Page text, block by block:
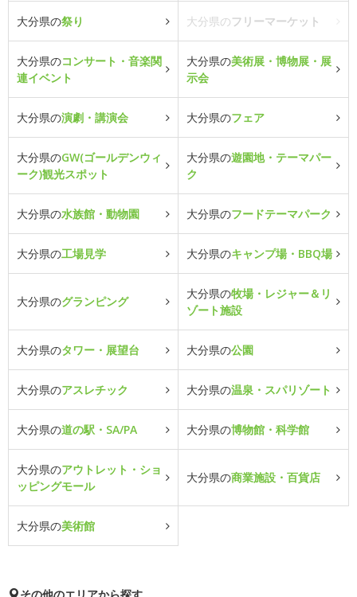
大分県の祭り 大分県のフリーマーケット
大分県のコンサート・音楽関
連イベント
大分県の美術展・博物展・展
示会
大分県の演劇・講演会 大分県のフェア
大分県のGW(ゴールデンウィ
ーク)観光スポット
大分県の遊園地・テーマパー
ク
大分県の水族館・動物園 大分県のフードテーマパーク
大分県の工場見学 大分県のキャンプ場・BBQ場
大分県のグランピング
大分県の牧場・レジャー＆リ
ゾート施設
大分県のタワー・展望台 大分県の公園
大分県のアスレチック 大分県の温泉・スパリゾート
大分県の道の駅・SA/PA 大分県の博物館・科学館
大分県のアウトレット・ショ
ッピングモール
大分県の商業施設・百貨店
大分県の美術館